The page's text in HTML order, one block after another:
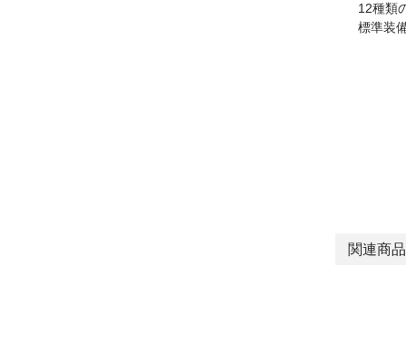
12種類
標準装
関連商品